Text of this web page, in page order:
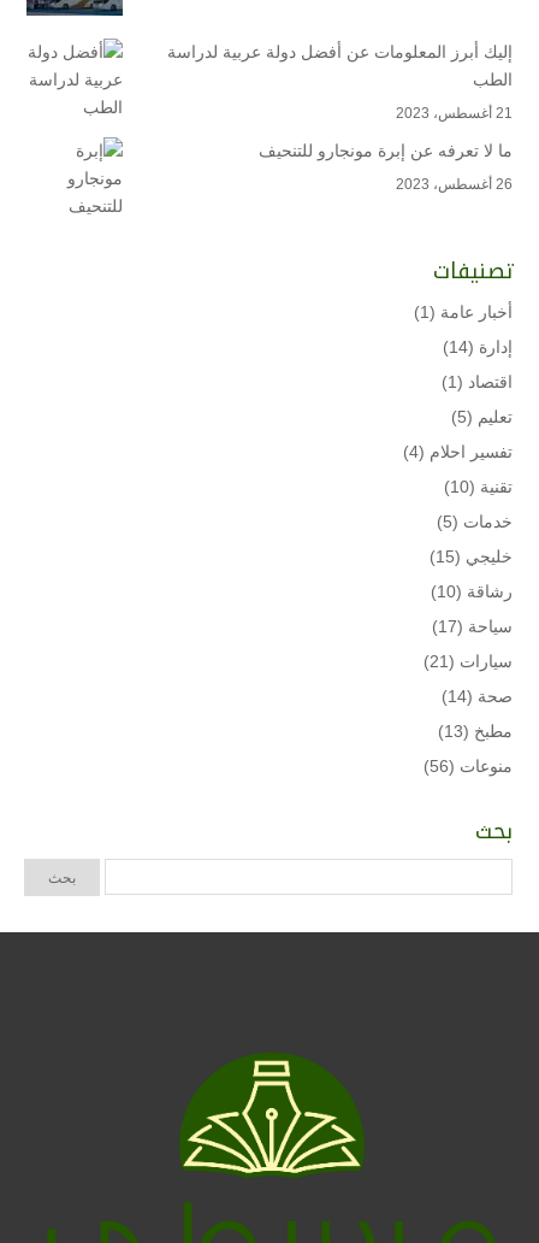
إليك أبرز المعلومات عن أفضل دولة عربية لدراسة
الطب
21 أغسطس، 2023
ما لا تعرفه عن إبرة مونجارو للتنحيف
26 أغسطس، 2023
تصنيفات
أخبار عامة (1)
إدارة (14)
اقتصاد (1)
تعليم (5)
تفسير احلام (4)
تقنية (10)
خدمات (5)
خليجي (15)
رشاقة (10)
سياحة (17)
سيارات (21)
صحة (14)
مطبخ (13)
منوعات (56)
بحث